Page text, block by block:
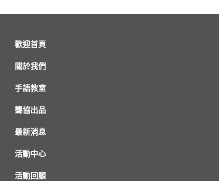
歡迎首頁
關於我們
手語教室
聾協出品
最新消息
活動中心
活動回顧